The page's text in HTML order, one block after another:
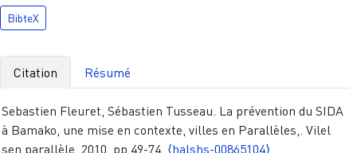
BibteX
Citation Résumé
Sebastien Fleuret, Sébastien Tusseau. La prévention du SIDA
à Bamako, une mise en contexte, villes en Parallèles,. Vilel
sen parallèle, 2010, pp.49-74. ⟨halshs-00865104⟩